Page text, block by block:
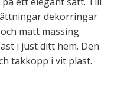
dekorringar
matt mässing
i just ditt hem. Den
takkopp i vit plast.